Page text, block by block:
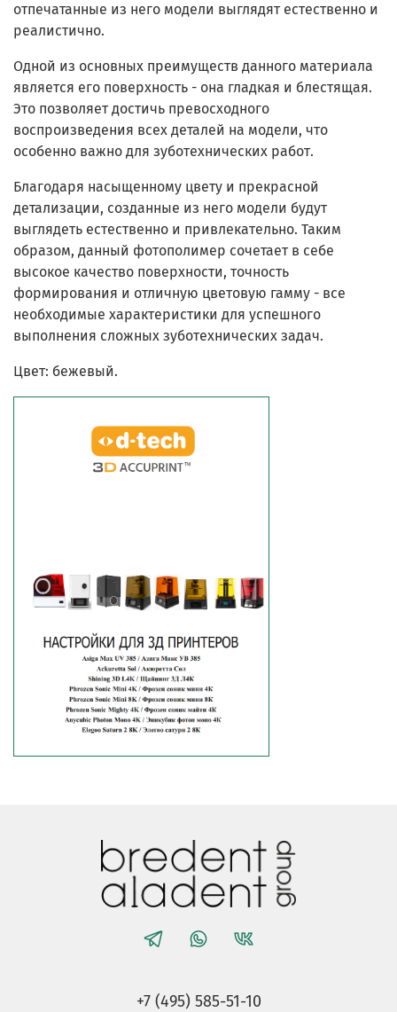
отпечатанные из него модели выглядят естественно и
реалистично.
Одной из основных преимуществ данного материала
является его поверхность - она гладкая и блестящая.
Это позволяет достичь превосходного
воспроизведения всех деталей на модели, что
особенно важно для зуботехнических работ.
Благодаря насыщенному цвету и прекрасной
детализации, созданные из него модели будут
выглядеть естественно и привлекательно. Таким
образом, данный фотополимер сочетает в себе
высокое качество поверхности, точность
формирования и отличную цветовую гамму - все
необходимые характеристики для успешного
выполнения сложных зуботехнических задач.
Цвет: бежевый.
+7 (495) 585-51-10